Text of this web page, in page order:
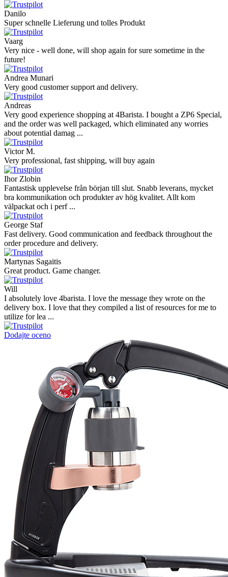
Danilo
Super schnelle Lieferung und tolles Produkt
Vaarg
Very nice - well done, will shop again for sure sometime in the
future!
Andrea Munari
Very good customer support and delivery.
Andreas
Very good experience shopping at 4Barista. I bought a ZP6 Special,
and the order was well packaged, which eliminated any worries
about potential damag ...
Victor M.
Very professional, fast shipping, will buy again
Ihor Zlobin
Fantastisk upplevelse från början till slut. Snabb leverans, mycket
bra kommunikation och produkter av hög kvalitet. Allt kom
välpackat och i perf ...
George Staf
Fast delivery. Good communication and feedback throughout the
order procedure and delivery.
Martynas Sagaitis
Great product. Game changer.
Will
I absolutely love 4barista. I love the message they wrote on the
delivery box. I love that they compiled a list of resources for me to
utilize for lea ...
Dodajte oceno